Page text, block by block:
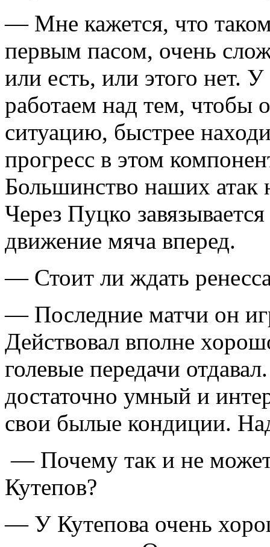
— Мне кажется, что
первым пасом, очень
или есть, или этого нет.
работаем над тем, чтобы
ситуацию, быстрее
прогресс в этом
Большинство наших атак
Через Пуцко
движение мяча вперед.
— Стоит ли ждать
— Последние матчи он
Действовал вполне
голевые передачи
достаточно умный и
свои былые кондиции.
— Почему так и не может
Кутепов?
— У Кутепова очень